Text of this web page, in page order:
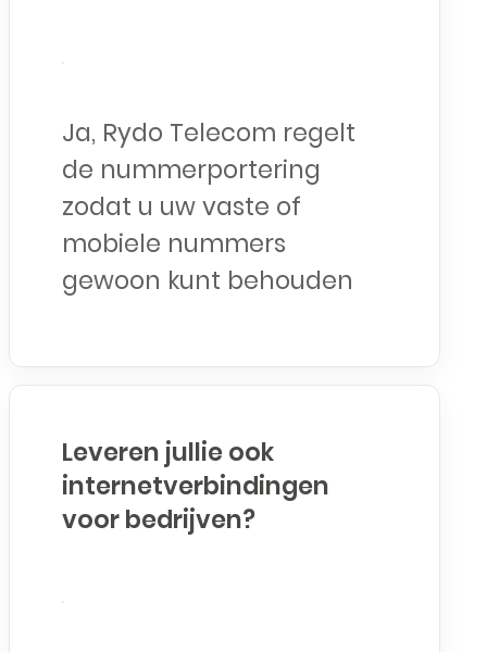
Ja, Rydo Telecom regelt
de nummerportering
zodat u uw vaste of
mobiele nummers
gewoon kunt behouden
Leveren jullie ook
internetverbindingen
voor bedrijven?